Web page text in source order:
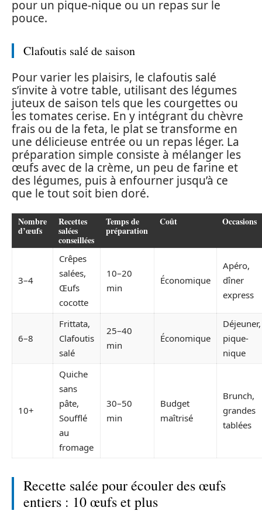
pour un pique-nique ou un repas sur le
pouce.
Clafoutis salé de saison
Pour varier les plaisirs, le clafoutis salé
s’invite à votre table, utilisant des légumes
juteux de saison tels que les courgettes ou
les tomates cerise. En y intégrant du chèvre
frais ou de la feta, le plat se transforme en
une délicieuse entrée ou un repas léger. La
préparation simple consiste à mélanger les
œufs avec de la crème, un peu de farine et
des légumes, puis à enfourner jusqu’à ce
que le tout soit bien doré.
Nombre
d’œufs
Recettes
salées
conseillées
Temps de
préparation
Coût Occasions
3–4
Crêpes
salées,
Œufs
cocotte
10–20
min
Économique
Apéro,
dîner
express
6–8
Frittata,
Clafoutis
salé
25–40
min
Économique
Déjeuner,
pique-
nique
10+
Quiche
sans
pâte,
Soufflé
au
fromage
30–50
min
Budget
maîtrisé
Brunch,
grandes
tablées
Recette salée pour écouler des œufs
entiers : 10 œufs et plus